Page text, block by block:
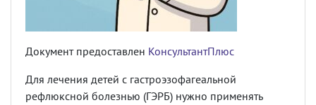
Документ предоставлен КонсультантПлюс
Для лечения детей с гастроэзофагеальной
рефлюксной болезнью (ГЭРБ) нужно применять